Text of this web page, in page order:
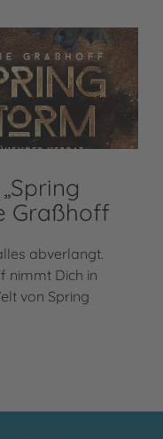
Graßhoff
abverlangt.
nimmt Dich in
von Spring